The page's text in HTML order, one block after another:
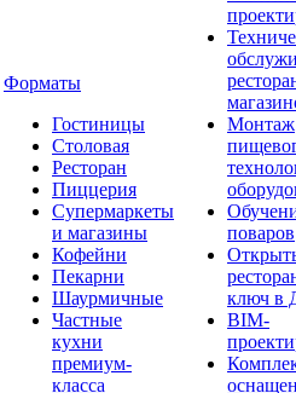
Форматы
Гостиницы
Столовая
Ресторан
Пиццерия
Супермаркеты
и магазины
Кофейни
Пекарни
Шаурмичные
Частные
кухни
премиум-
класса
Монтаж
поваров
ключ в
BIM-